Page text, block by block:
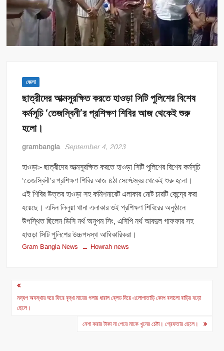
জেলা
ছাত্রীদের আত্মসুরক্ষিত করতে হাওড়া সিটি পুলিশের বিশেষ
কর্মসূচি ‘তেজস্বিনী’র প্রশিক্ষণ শিবির আজ থেকেই শুরু
হলো।
grambangla September 4, 2023
হাওড়াঃ- ছাত্রীদের আত্মসুরক্ষিত করতে হাওড়া সিটি পুলিশের বিশেষ কর্মসূচি
‘তেজস্বিনী’র প্রশিক্ষণ শিবির আজ ৪ঠা সেপ্টেম্বর থেকেই শুরু হলো।
এই শিবির উত্তর হাওড়া সহ কমিশনারেট এলাকার মোট চারটি কেন্দ্রে করা
হয়েছে। এদিন লিলুয়া থানা এলাকার ওই প্রশিক্ষণ শিবিরের অনুষ্ঠানে
উপস্থিত ছিলেন ডিসি নর্থ অনুপম সিং, এসিপি নর্থ আবদুল গাফফার সহ
হাওড়া সিটি পুলিশের উচ্চপদস্থ আধিকারিকরা।
Gram Bangla News Howrah news
Post
navigation
মদ্যপ অবস্থায় ঘরে ফিরে বৃদ্ধা মায়ের গলায় ধারাল ব্লেড দিয়ে এলোপাতাড়ি কোপ বসালো বাড়ির বড়ো
ছেলে।
নেশা করার টাকা না পেয়ে মাকে খুনের চেষ্টা। গ্রেফতার ছেলে।